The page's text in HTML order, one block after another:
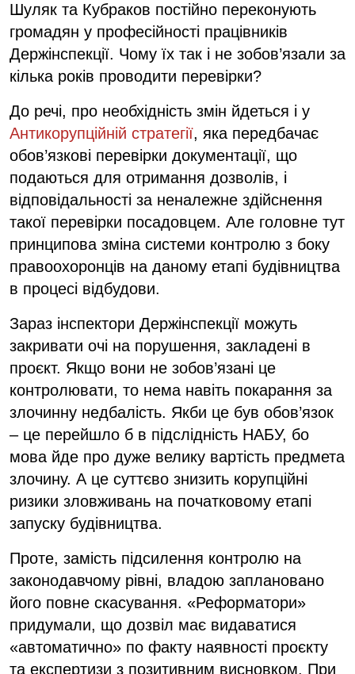
Шуляк та Кубраков постійно переконують
громадян у професійності працівників
Держінспекції. Чому їх так і не зобов’язали за
кілька років проводити перевірки?
До речі, про необхідність змін йдеться і у
Антикорупційній стратегії, яка передбачає
обов’язкові перевірки документації, що
подаються для отримання дозволів, і
відповідальності за неналежне здійснення
такої перевірки посадовцем. Але головне тут
принципова зміна системи контролю з боку
правоохоронців на даному етапі будівництва
в процесі відбудови.
Зараз інспектори Держінспекції можуть
закривати очі на порушення, закладені в
проєкт. Якщо вони не зобов’язані це
контролювати, то нема навіть покарання за
злочинну недбалість. Якби це був обов’язок
– це перейшло б в підслідність НАБУ, бо
мова йде про дуже велику вартість предмета
злочину. А це суттєво знизить корупційні
ризики зловживань на початковому етапі
запуску будівництва.
Проте, замість підсилення контролю на
законодавчому рівні, владою заплановано
його повне скасування. «Реформатори»
придумали, що дозвіл має видаватися
«автоматично» по факту наявності проєкту
та експертизи з позитивним висновком. При